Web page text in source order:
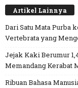
Artikel Lainnya
Dari Satu Mata Purba
Vertebrata yang
Jejak Kaki Berumur
Memandang Kerabat
Ribuan Bahasa